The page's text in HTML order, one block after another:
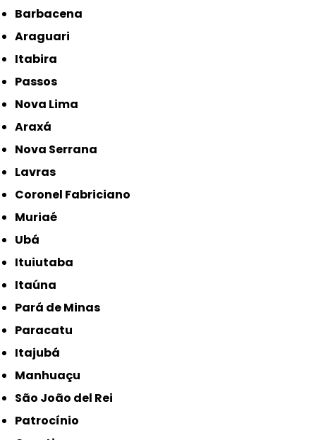
Barbacena
Araguari
Itabira
Passos
Nova Lima
Araxá
Nova Serrana
Lavras
Coronel Fabriciano
Muriaé
Ubá
Ituiutaba
Itaúna
Pará de Minas
Paracatu
Itajubá
Manhuaçu
São João del Rei
Patrocínio